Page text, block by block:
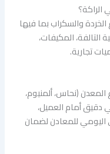
الخردة والسكراب بما فيها
التالفة، المكيفات،
تجارية.
المعدن (نحاس، ألمنيوم،
دقيق أمام العميل،
اليومي للمعادن لضمان